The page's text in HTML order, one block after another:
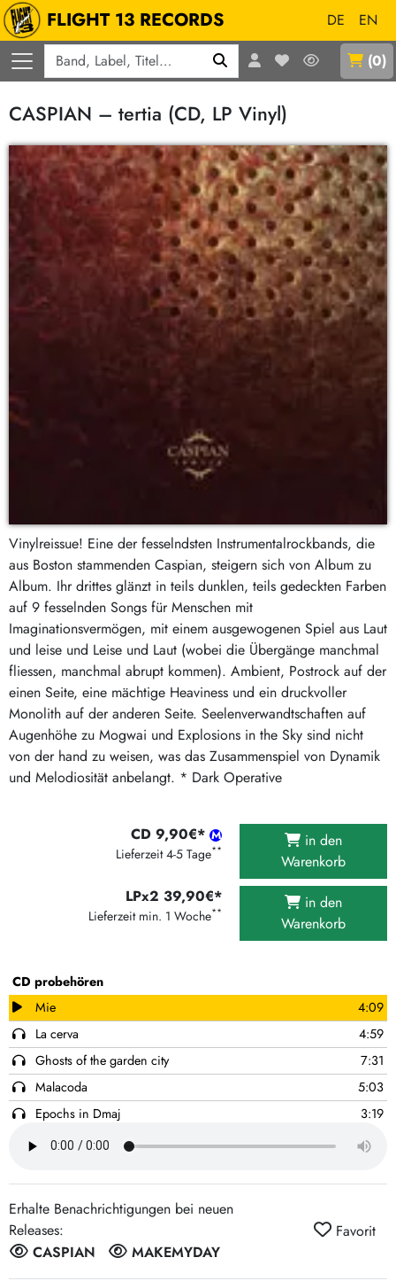
FLIGHT 13 RECORDS DE
EN
(0)
CASPIAN – tertia (CD, LP Vinyl)
Vinylreissue! Eine der fesselndsten Instrumentalrockbands, die
aus Boston stammenden Caspian, steigern sich von Album zu
Album. Ihr drittes glänzt in teils dunklen, teils gedeckten Farben
auf 9 fesselnden Songs für Menschen mit
Imaginationsvermögen, mit einem ausgewogenen Spiel aus Laut
und leise und Leise und Laut (wobei die Übergänge manchmal
fliessen, manchmal abrupt kommen). Ambient, Postrock auf der
einen Seite, eine mächtige Heaviness und ein druckvoller
Monolith auf der anderen Seite. Seelenverwandtschaften auf
Augenhöhe zu Mogwai und Explosions in the Sky sind nicht
von der hand zu weisen, was das Zusammenspiel von Dynamik
und Melodiosität anbelangt. * Dark Operative
CD probehören
Mie
4:09
La cerva
4:59
Ghosts of the garden city
7:31
Malacoda
5:03
Epochs in Dmaj
3:19
Of foam and wave
6:16
Vienna
Sycamore
CD 9,90€*
Lieferzeit 4-5 Tage**
in den
Warenkorb
LPx2 39,90€*
Lieferzeit min. 1 Woche**
in den
Warenkorb
Erhalte Benachrichtigungen bei neuen
Releases:
CASPIAN
MAKEMYDAY
Favorit